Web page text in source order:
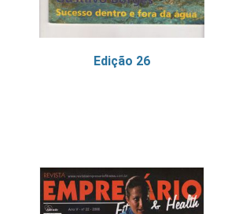
Edição 26